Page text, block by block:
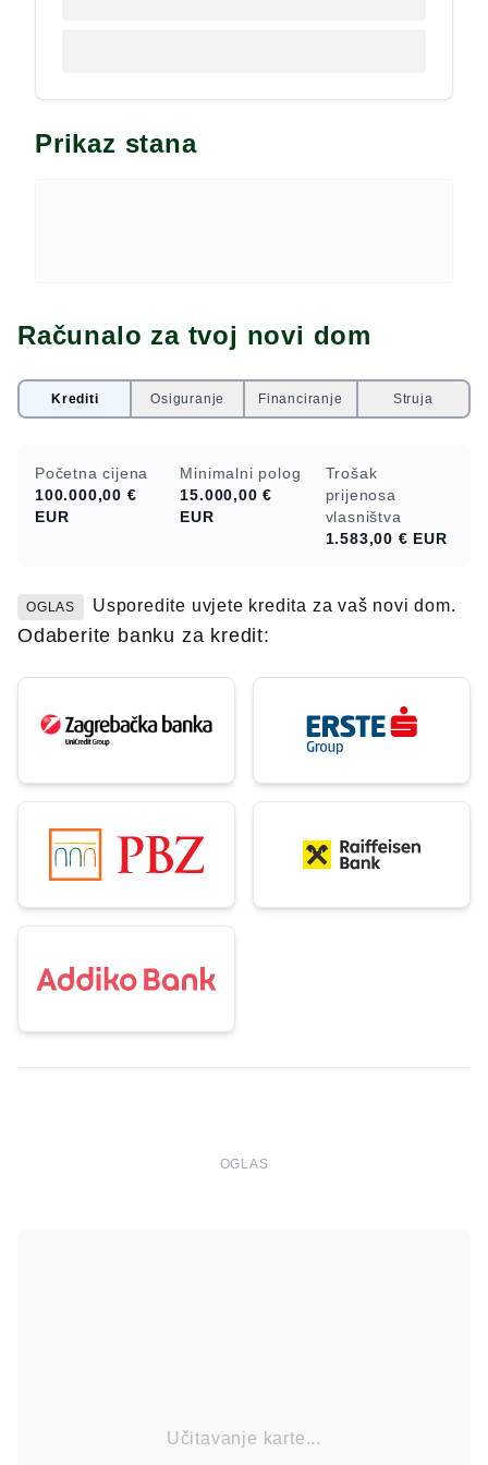
Prikaz stana
Računalo za tvoj novi dom
Krediti Osiguranje Financiranje Struja
Početna cijena
100.000,00 €
EUR
Minimalni polog
15.000,00 €
EUR
Trošak
prijenosa
vlasništva
1.583,00 € EUR
OGLAS Usporedite uvjete kredita za vaš novi dom.
Odaberite banku za kredit:
OGLAS
Učitavanje karte...